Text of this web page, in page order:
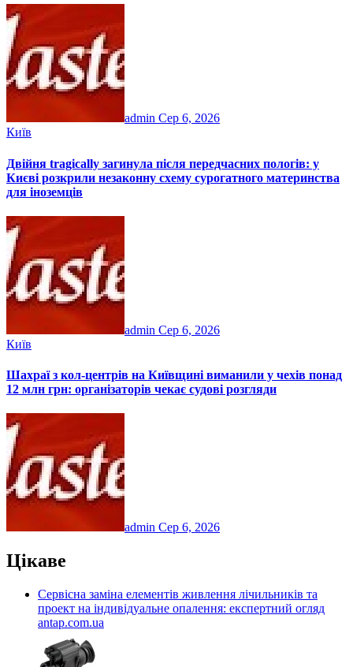
admin Сер 6, 2026
Київ
Двійня tragically загинула після передчасних пологів: у
Києві розкрили незаконну схему сурогатного материнства
для іноземців
admin Сер 6, 2026
Київ
Шахраї з кол-центрів на Київщині виманили у чехів понад
12 млн грн: організаторів чекає судові розгляди
admin Сер 6, 2026
Цікаве
Сервісна заміна елементів живлення лічильників та
проект на індивідуальне опалення: експертний огляд
antap.com.ua